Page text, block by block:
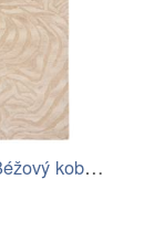
Kave Home Béžový koberec Tribet 200 x…